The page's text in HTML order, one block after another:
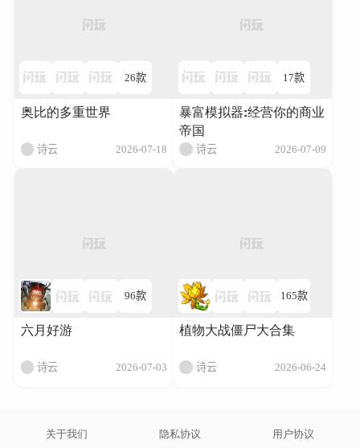
26款
奥比的多重世界
诗云 2026-07-18
17款
暴富模拟器:经营你的商业
帝国
诗云 2026-07-09
96款
六月好游
诗云 2026-07-03
165款
植物大战僵尸大合集
诗云 2026-06-24
关于我们 隐私协议 用户协议